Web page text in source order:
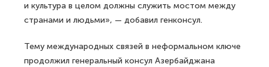
и культура в целом должны служить мостом между
странами и людьми», — добавил генконсул.
Тему международных связей в неформальном ключе
продолжил генеральный консул Азербайджана